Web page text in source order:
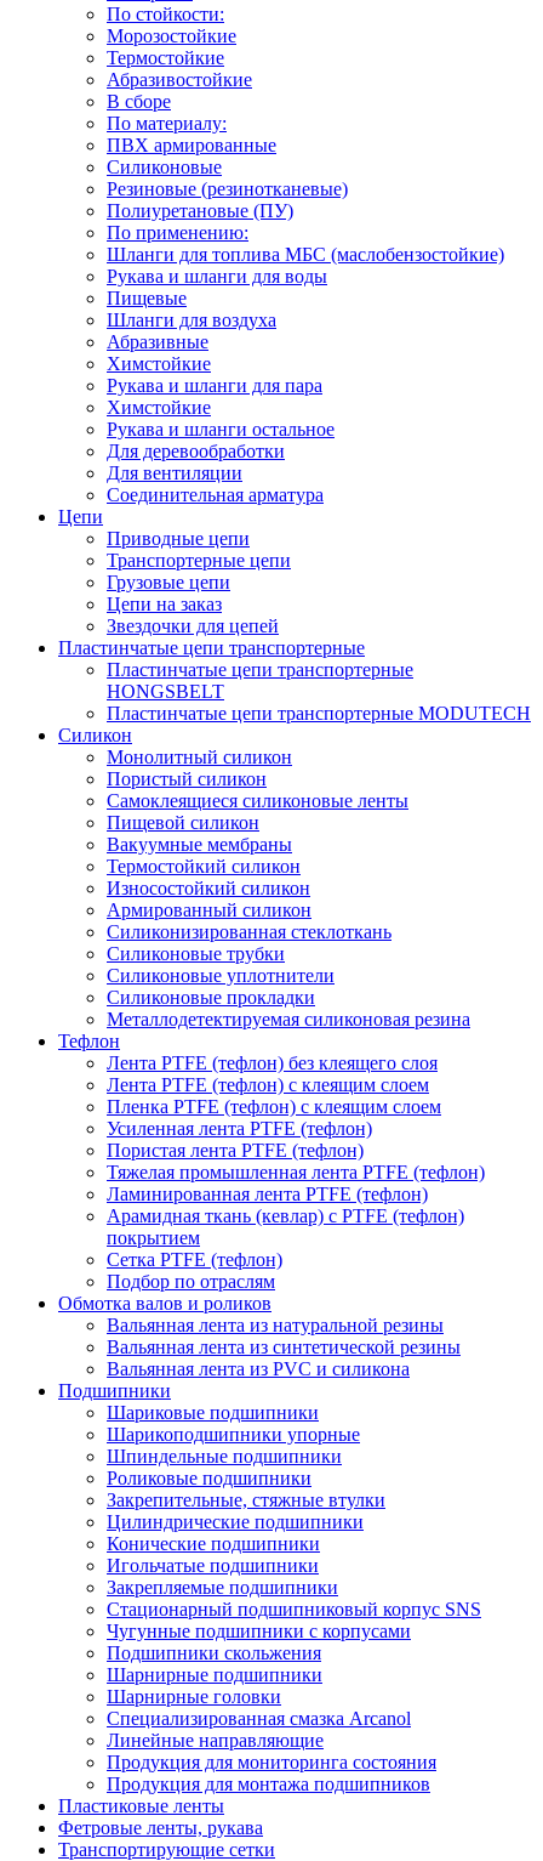
По стойкости:
Морозостойкие
Термостойкие
Абразивостойкие
В сборе
По материалу:
ПВХ армированные
Силиконовые
Резиновые (резинотканевые)
Полиуретановые (ПУ)
По применению:
Шланги для топлива МБС (маслобензостойкие)
Рукава и шланги для воды
Пищевые
Шланги для воздуха
Абразивные
Химстойкие
Рукава и шланги для пара
Химстойкие
Рукава и шланги остальное
Для деревообработки
Для вентиляции
Соединительная арматура
Цепи
Приводные цепи
Транспортерные цепи
Грузовые цепи
Цепи на заказ
Звездочки для цепей
Пластинчатые цепи транспортерные
Пластинчатые цепи транспортерные
HONGSBELT
Пластинчатые цепи транспортерные MODUTECH
Силикон
Монолитный силикон
Пористый силикон
Самоклеящиеся силиконовые ленты
Пищевой силикон
Вакуумные мембраны
Термостойкий силикон
Износостойкий силикон
Армированный силикон
Силиконизированная стеклоткань
Силиконовые трубки
Силиконовые уплотнители
Силиконовые прокладки
Металлодетектируемая силиконовая резина
Тефлон
Лента PTFE (тефлон) без клеящего слоя
Лента PTFE (тефлон) с клеящим слоем
Пленка PTFE (тефлон) с клеящим слоем
Усиленная лента PTFE (тефлон)
Пористая лента PTFE (тефлон)
Тяжелая промышленная лента PTFE (тефлон)
Ламинированная лента PTFE (тефлон)
Арамидная ткань (кевлар) с PTFE (тефлон)
покрытием
Сетка PTFE (тефлон)
Подбор по отраслям
Обмотка валов и роликов
Вальянная лента из натуральной резины
Вальянная лента из синтетической резины
Вальянная лента из PVC и силикона
Подшипники
Шариковые подшипники
Шарикоподшипники упорные
Шпиндельные подшипники
Роликовые подшипники
Закрепительные, стяжные втулки
Цилиндрические подшипники
Конические подшипники
Игольчатые подшипники
Закрепляемые подшипники
Стационарный подшипниковый корпус SNS
Чугунные подшипники с корпусами
Подшипники скольжения
Шарнирные подшипники
Шарнирные головки
Специализированная смазка Arcanol
Линейные направляющие
Продукция для мониторинга состояния
Продукция для монтажа подшипников
Пластиковые ленты
Фетровые ленты, рукава
Транспортирующие сетки